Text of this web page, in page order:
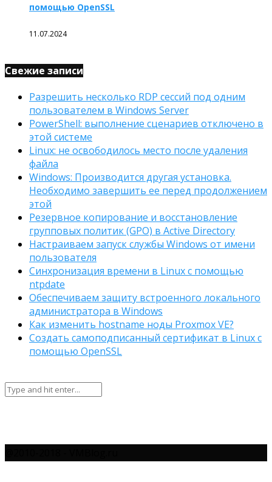
помощью OpenSSL
11.07.2024
Свежие записи
Разрешить несколько RDP сессий под одним
пользователем в Windows Server
PowerShell: выполнение сценариев отключено в
этой системе
Linux: не освободилось место после удаления
файла
Windows: Производится другая установка.
Необходимо завершить ее перед продолжением
этой
Резервное копирование и восстановление
групповых политик (GPO) в Active Directory
Настраиваем запуск службы Windows от имени
пользователя
Синхронизация времени в Linux с помощью
ntpdate
Обеспечиваем защиту встроенного локального
администратора в Windows
Как изменить hostname ноды Proxmox VE?
Создать самоподписанный сертификат в Linux с
помощью OpenSSL